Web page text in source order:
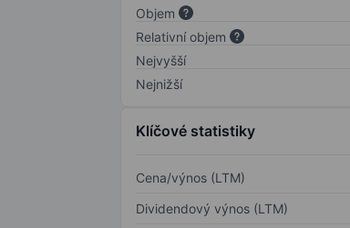
Objem
Relativní objem
Nejvyšší
Nejnižší
Klíčové statistiky
Cena/výnos (LTM)
Dividendový výnos (LTM)